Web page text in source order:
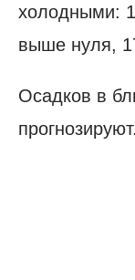
холодными:
выше нуля,
Осадков в
прогнозируют.